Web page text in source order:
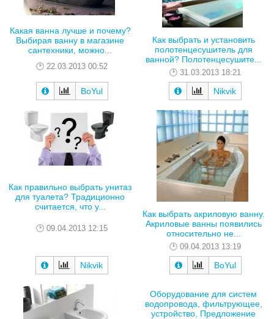
Какая ванна лучше и почему?
Выбирая ванну в магазине
сантехники, можно...
22.03.2013 00:52
BoYul
Как выбрать и установить
полотенцесушитель для
ванной? Полотенцесушите...
31.03.2013 18:21
Nikvik
Как правильно выбрать унитаз
для туалета? Традиционно
считается, что у...
09.04.2013 12:15
Nikvik
Как выбрать акриловую ванну.
Акриловые ванны появились
относительно не...
09.04.2013 13:19
BoYul
Оборудование для систем
водопровода, фильтрующее,
устройство, Предложение